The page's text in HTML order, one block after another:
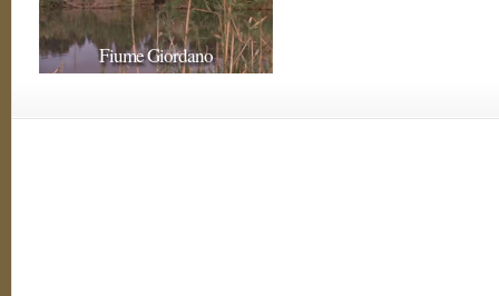
Fiume Giordano